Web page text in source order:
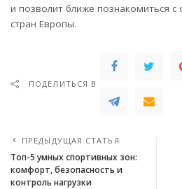
и позволит ближе познакомиться
стран Европы.
ПОДЕЛИТЬСЯ В
ПРЕДЫДУЩАЯ СТАТЬЯ
Топ-5 умных спортивных зон:
комфорт, безопасность и
контроль нагрузки